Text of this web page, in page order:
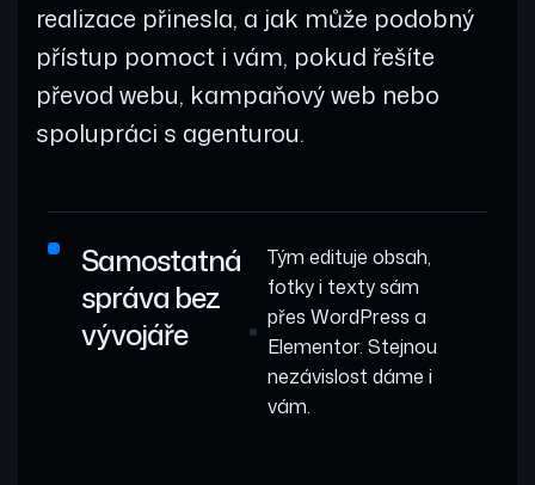
realizace přinesla, a jak může podobný
přístup pomoct i vám, pokud řešíte
převod webu, kampaňový web nebo
spolupráci s agenturou.
Samostatná
správa bez
vývojáře
Tým edituje obsah,
fotky i texty sám
přes WordPress a
Elementor. Stejnou
nezávislost dáme i
vám.